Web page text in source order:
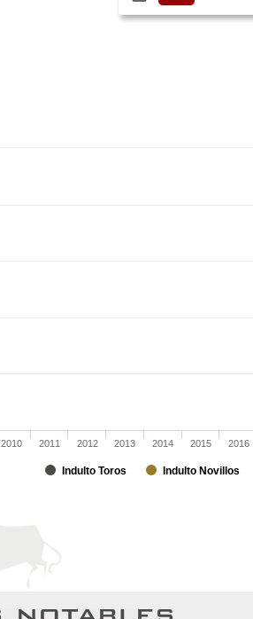
Indulto Toros Indulto Novillos
2010 2011 2012 2013 2014 2015 2016